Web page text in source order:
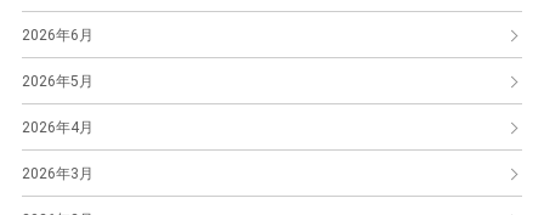
2026年6月
2026年5月
2026年4月
2026年3月